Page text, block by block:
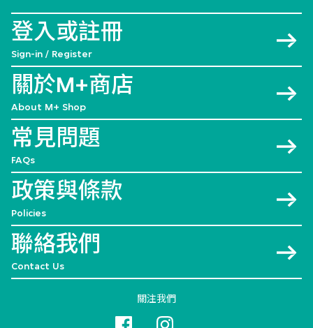
登入或註冊
Sign-in / Register
關於M+商店
About M+ Shop
常見問題
FAQs
政策與條款
Policies
聯絡我們
Contact Us
關注我們